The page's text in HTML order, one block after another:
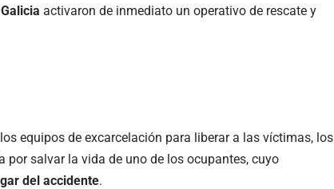
activaron de inmediato un operativo de rescate y
equipos de excarcelación para liberar a las víctimas, los
por salvar la vida de uno de los ocupantes, cuyo
del accidente.